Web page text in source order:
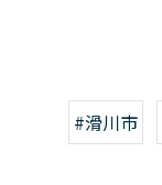
#滑川市